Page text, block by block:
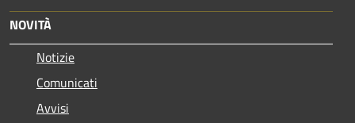
NOVITÀ
Notizie
Comunicati
Avvisi